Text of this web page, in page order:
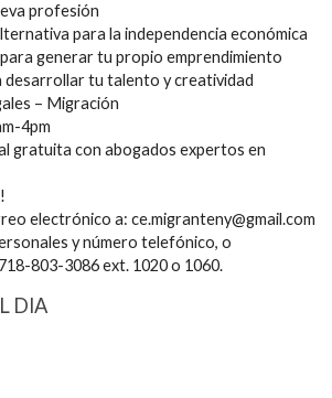
profesión
para la independencia económica
generar tu propio emprendimiento
desarrollar tu talento y creatividad
– Migración
4pm
gratuita con abogados expertos en
electrónico a: ce.migranteny@gmail.com
y número telefónico, o
803-3086 ext. 1020 o 1060.
DIA